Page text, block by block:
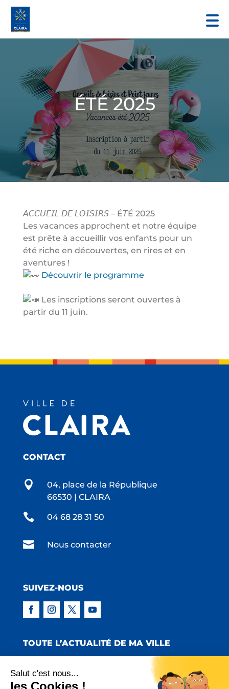
ÉTÉ 2025
𝘈𝘊𝘊𝘜𝘌𝘐𝘓 𝘋𝘌 𝘓𝘖𝘐𝘚𝘐𝘙𝘚 – É𝘛É 2025
Les vacances approchent et notre équipe
est prête à accueillir vos enfants pour un
été riche en découvertes, en rires et en
aventures !
Découvrir le programme
Les inscriptions seront ouvertes à
partir du 11 juin.
CONTACT

04, place de la République
66530 | CLAIRA
 04 68 28 31 50
 Nous contacter
SUIVEZ-NOUS
TOUTE L’ACTUALITÉ DE MA VILLE
Salut c'est nous...
les Cookies !